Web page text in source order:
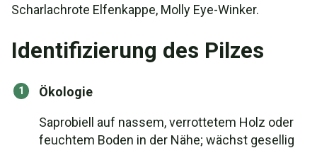
Scharlachrote Elfenkappe, Molly Eye-Winker.
Identifizierung des Pilzes
Ökologie
Saprobiell auf nassem, verrottetem Holz oder
feuchtem Boden in der Nähe; wächst gesellig